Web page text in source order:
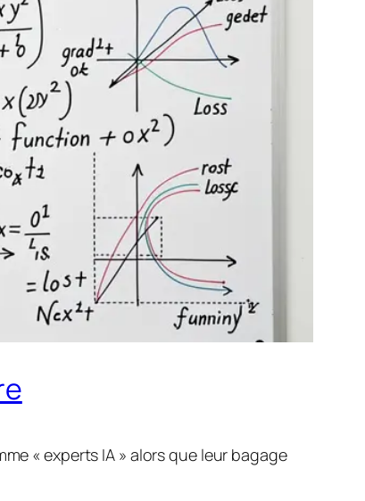
« experts IA » alors que leur bagage